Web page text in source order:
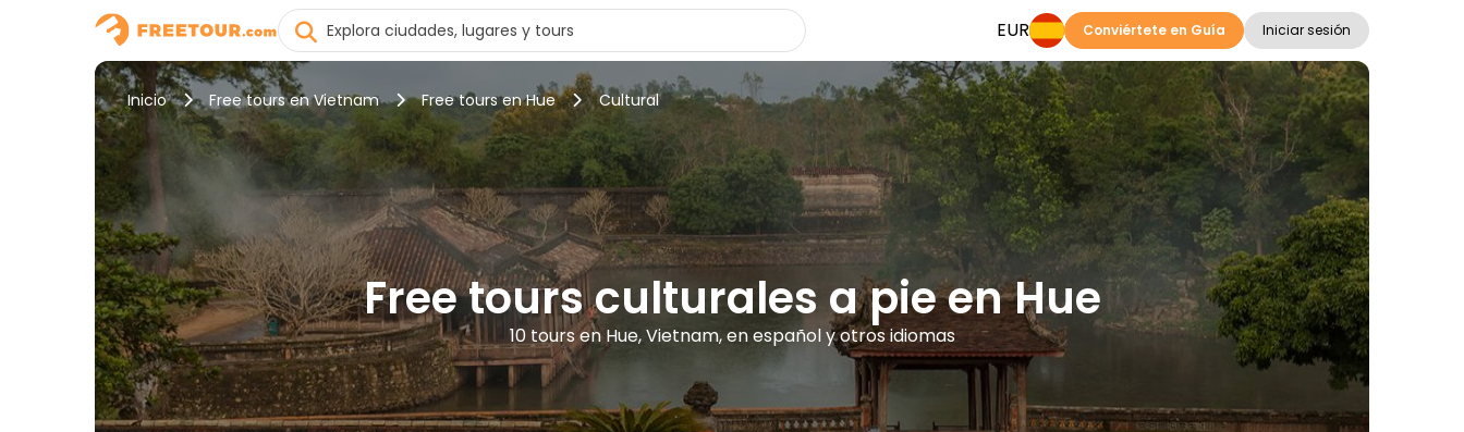
EUR Conviértete en Guía Iniciar sesión
Inicio Free tours en Vietnam Free tours en Hue Cultural
Free tours culturales a pie en Hue
10 tours en Hue, Vietnam, en español y otros idiomas